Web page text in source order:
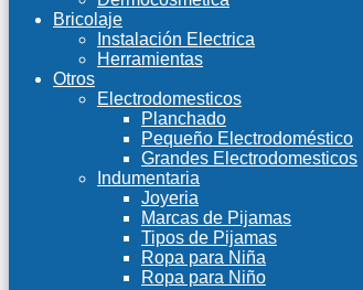
Bricolaje
Instalación Electrica
Herramientas
Otros
Electrodomesticos
Planchado
Pequeño Electrodoméstico
Grandes Electrodomesticos
Indumentaria
Joyeria
Marcas de Pijamas
Tipos de Pijamas
Ropa para Niña
Ropa para Niño